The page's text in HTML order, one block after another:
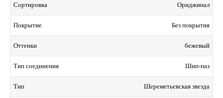
Сортировка Ориджинал
Покрытие Без покрытия
Оттенки бежевый
Тип соединения Шип-паз
Тип Шереметьевская звезда